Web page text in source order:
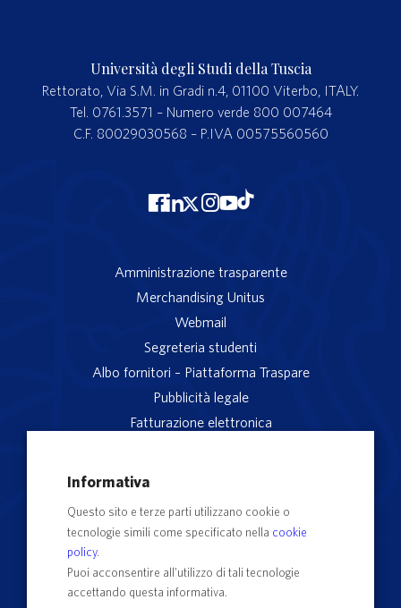
Università degli Studi della Tuscia
Rettorato, Via S.M. in Gradi n.4, 01100 Viterbo, ITALY.
Tel. 0761.3571 – Numero verde 800 007464
C.F. 80029030568 – P.IVA 00575560560
Amministrazione trasparente
Merchandising Unitus
Webmail
Segreteria studenti
Albo fornitori – Piattaforma Traspare
Pubblicità legale
Fatturazione elettronica
Servizio reclami
Sedi e Poli
Contatti e PEC
Informativa
Questo sito e terze parti utilizzano cookie o
tecnologie simili come specificato nella cookie
policy.
Puoi acconsentire all’utilizzo di tali tecnologie
accettando questa informativa.